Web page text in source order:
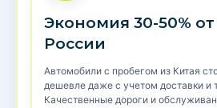
Экономия 30-50%
России
Автомобили с пробегом из Китая
дешевле даже с учетом доставки и
Качественные дороги и